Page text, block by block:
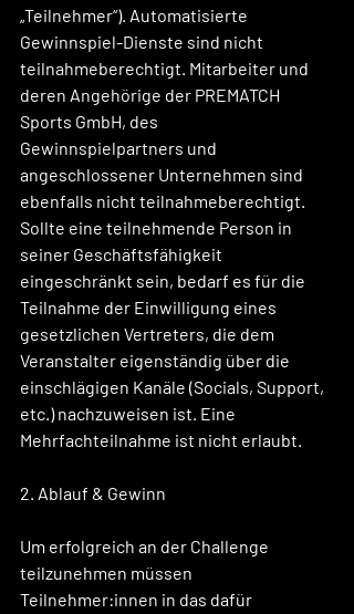
„Teilnehmer“). Automatisierte
Gewinnspiel-Dienste sind nicht
teilnahmeberechtigt. Mitarbeiter und
deren Angehörige der PREMATCH
Sports GmbH, des
Gewinnspielpartners und
angeschlossener Unternehmen sind
ebenfalls nicht teilnahmeberechtigt.
Sollte eine teilnehmende Person in
seiner Geschäftsfähigkeit
eingeschränkt sein, bedarf es für die
Teilnahme der Einwilligung eines
gesetzlichen Vertreters, die dem
Veranstalter eigenständig über die
einschlägigen Kanäle (Socials, Support,
etc.) nachzuweisen ist. Eine
Mehrfachteilnahme ist nicht erlaubt.
2. Ablauf & Gewinn
Um erfolgreich an der Challenge
teilzunehmen müssen
Teilnehmer:innen in das dafür